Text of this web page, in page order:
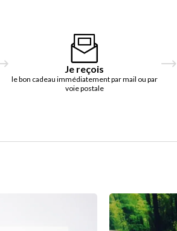
Je reçois
le bon cadeau immédiatement par mail ou par
voie postale